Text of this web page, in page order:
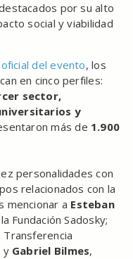
por su alto
social y viabilidad
del evento, los
en cinco perfiles:
sector,
y
más de 1.900
personalidades con
relacionados con la
mencionar a Esteban
Fundación Sadosky;
y Gabriel Bilmes,